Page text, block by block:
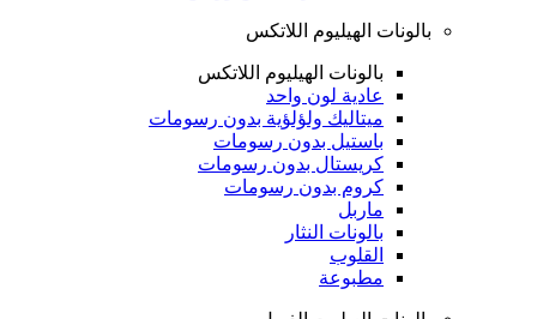
بالونات الهيليوم اللاتكس
بالونات الهيليوم اللاتكس
عادية لون واحد
ميتاليك ولؤلؤية بدون رسومات
باستيل بدون رسومات
كريستال بدون رسومات
كروم بدون رسومات
ماربل
بالونات النثار
القلوب
مطبوعة